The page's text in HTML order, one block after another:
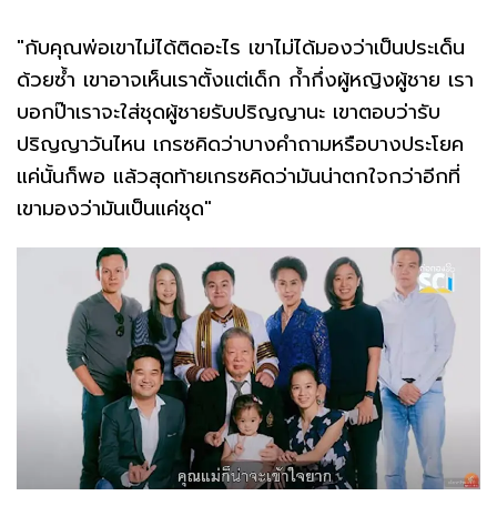
"กับคุณพ่อเขาไม่ได้ติดอะไร เขาไม่ได้มองว่าเป็นประเด็น
ด้วยซ้ำ เขาอาจเห็นเราตั้งแต่เด็ก ก้ำกึ่งผู้หญิงผู้ชาย เรา
บอกป๊าเราจะใส่ชุดผู้ชายรับปริญญานะ เขาตอบว่ารับ
ปริญญาวันไหน เกรซคิดว่าบางคำถามหรือบางประโยค
แค่นั้นก็พอ แล้วสุดท้ายเกรซคิดว่ามันน่าตกใจกว่าอีกที่
เขามองว่ามันเป็นแค่ชุด"